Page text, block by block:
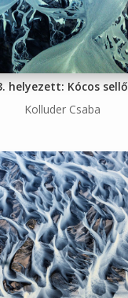
helyezett: Kócos sellő
Kolluder Csaba